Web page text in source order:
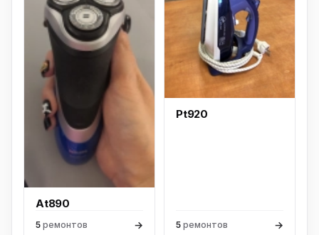
At890
5 ремонтов →
Pt920
5 ремонтов →